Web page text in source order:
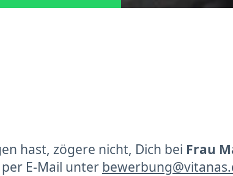
hast, zögere nicht, Dich bei Frau
E-Mail unter